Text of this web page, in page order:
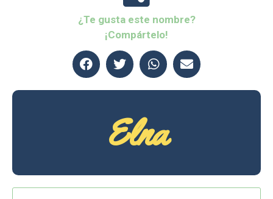
¿Te gusta este nombre?
¡Compártelo!
Elna